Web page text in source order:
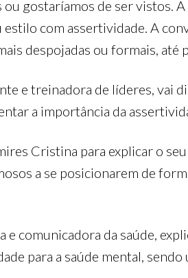
ou gostaríamos de ser vistos.
com assertividade. A
despojadas ou formais, até
e treinadora de líderes, vai
a importância da
Cristina para explicar o
a se posicionarem de
e comunicadora da saúde,
para a saúde mental,